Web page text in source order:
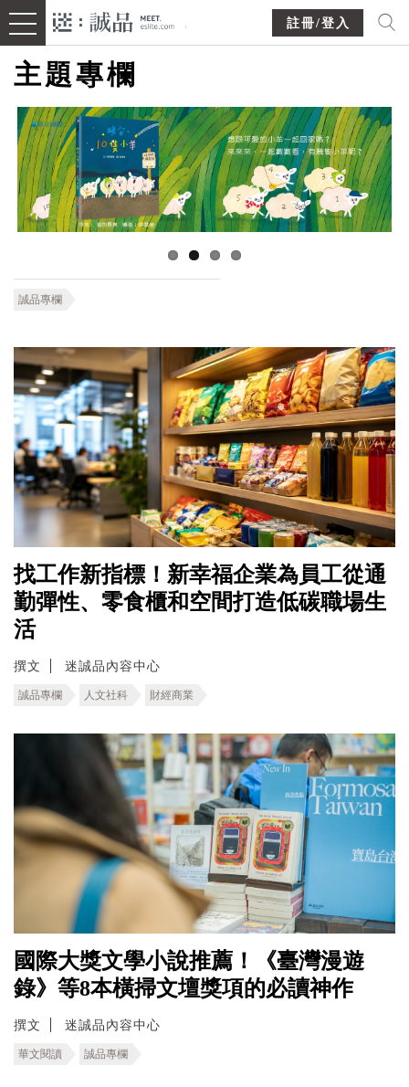
註冊/登入
主題專欄
誠品專欄
找工作新指標！新幸福企業為員工從通
勤彈性、零食櫃和空間打造低碳職場生
活
撰文 迷誠品內容中心
誠品專欄 人文社科 財經商業
國際大獎文學小說推薦！《臺灣漫遊
錄》等8本橫掃文壇獎項的必讀神作
撰文 迷誠品內容中心
華文閱讀 誠品專欄